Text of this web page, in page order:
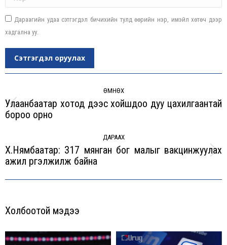
Дараагийн удаа сэтгэгдэл бичихийн тулд өөрийн нэр, имэйл хөтөч дээр
хадгална уу.
Сэтгэгдэл оруулах
ӨМНӨХ
Previous
Улаанбаатар хотод үдээс хойшдоо дуу цахилгаантай
бороо орно
ДАРААХ
Next
Х.Нямбаатар: 317 мянган бог малыг вакцинжуулах
ажил үргэлжилж байна
Холбоотой мэдээ